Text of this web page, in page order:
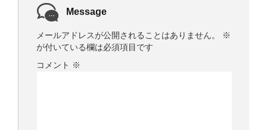
Message
メールアドレスが公開されることはありません。
※
が付いている欄は必須項目です
コメント ※